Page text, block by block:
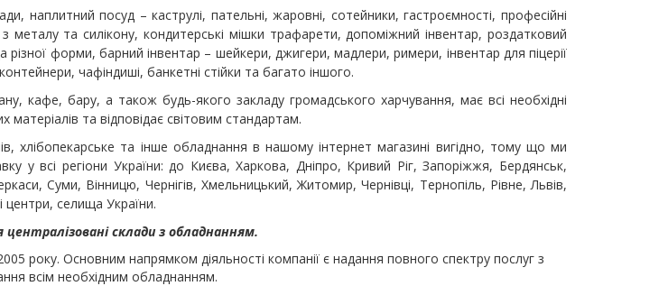
наплитний посуд – каструлі, пательні, жаровні, сотейники, гастроємності, професійні
та силікону, кондитерські мішки трафарети, допоміжний інвентар, роздатковий
форми, барний інвентар – шейкери, джигери, мадлери, римери, інвентар для піцерії
чафіндиші, банкетні стійки та багато іншого.
кафе, бару, а також будь-якого закладу громадського харчування, має всі необхідні
матеріалів та відповідає світовим стандартам.
хлібопекарське та інше обладнання в нашому інтернет магазині вигідно, тому що ми
у всі регіони України: до Києва, Харкова, Дніпро, Кривий Ріг, Запоріжжя, Бердянськ,
Суми, Вінницю, Чернігів, Хмельницький, Житомир, Чернівці, Тернопіль, Рівне, Львів,
центри, селища України.
склади з обладнанням.
року. Основним напрямком діяльності компанії є надання повного спектру послуг з
всім необхідним обладнанням.